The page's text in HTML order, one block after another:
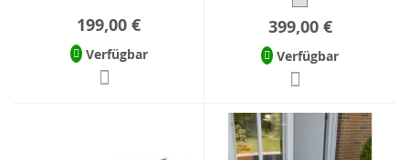
199,00 €
Verfügbar
399,00 €
Verfügbar